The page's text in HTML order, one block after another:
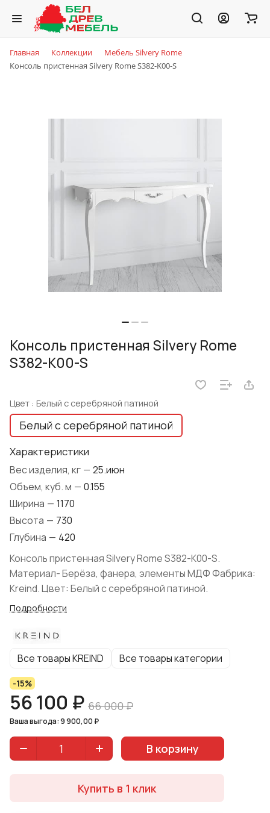
Главная Коллекции
Мебель Silvery Rome
Консоль пристенная Silvery Rome S382-K00-S
Консоль пристенная Silvery Rome
S382-K00-S
Цвет : Белый с серебряной патиной
Белый с серебряной патиной
Характеристики
Вес изделия, кг — 25.июн
Объем, куб. м — 0.155
Ширина — 1170
Высота — 730
Глубина — 420
Консоль пристенная Silvery Rome S382-K00-S.
Материал- Берёза, фанера, элементы МДФ Фабрика:
Kreind. Цвет: Белый с серебряной патиной.
Подробности
Все товары KREIND Все товары категории
-15%
56 100 ₽ 66 000 ₽
Ваша выгода: 9 900,00 ₽
В корзину
Купить в 1 клик